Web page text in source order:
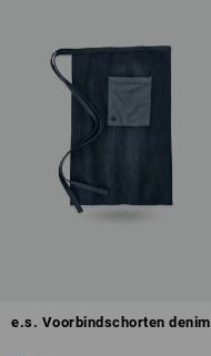
e.s. Voorbindschorten denim